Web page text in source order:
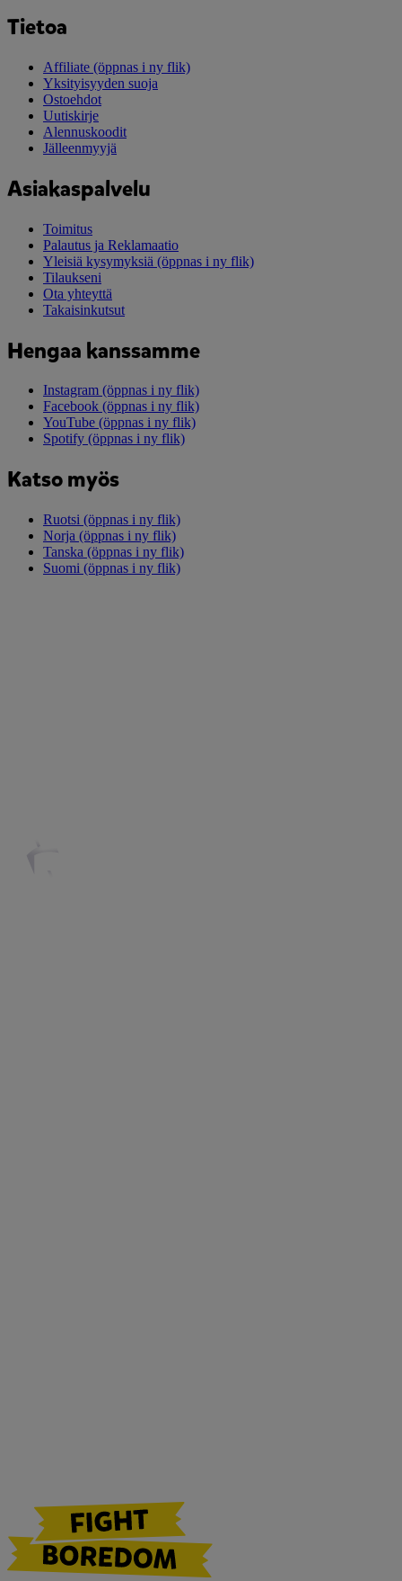
Tietoa
Affiliate (öppnas i ny flik)
Yksityisyyden suoja
Ostoehdot
Uutiskirje
Alennuskoodit
Jälleenmyyjä
Asiakaspalvelu
Toimitus
Palautus ja Reklamaatio
Yleisiä kysymyksiä (öppnas i ny flik)
Tilaukseni
Ota yhteyttä
Takaisinkutsut
Hengaa kanssamme
Instagram (öppnas i ny flik)
Facebook (öppnas i ny flik)
YouTube (öppnas i ny flik)
Spotify (öppnas i ny flik)
Katso myös
Ruotsi (öppnas i ny flik)
Norja (öppnas i ny flik)
Tanska (öppnas i ny flik)
Suomi (öppnas i ny flik)